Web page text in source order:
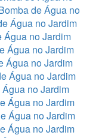
de Água no
Água no Jardim
Água no Jardim
Água no Jardim
Água no Jardim
Água no Jardim
no Jardim
Água no Jardim
Água no Jardim
Água no Jardim